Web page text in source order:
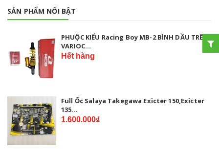
SẢN PHẨM NỔI BẬT
PHUỘC KIỂU Racing Boy MB-2 BÌNH DẦU TRÊN
VARIOC...
Hết hàng
Full Ốc Salaya Takegawa Exicter 150,Exicter
135...
1.600.000₫